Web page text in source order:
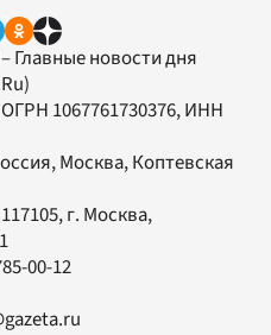
Главные новости дня
1067761730376, ИНН
Москва, Коптевская
117105, г. Москва,
00-12